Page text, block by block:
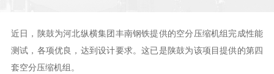
近日，陕鼓为河北纵横集团丰南钢铁提供的空分压缩机组完成性能
测试，各项优良，达到设计要求。这已是陕鼓为该项目提供的第四
套空分压缩机组。